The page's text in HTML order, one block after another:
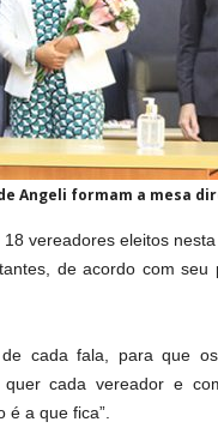
Angeli formam a mesa
vereadores eleitos
de acordo com seu
cada fala, para que
cada vereador e
é a que fica”.